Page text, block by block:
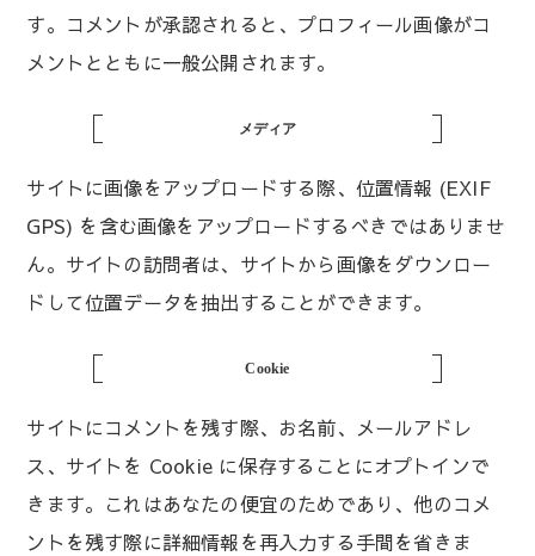
す。コメントが承認されると、プロフィール画像がコ
メントとともに一般公開されます。
メディア
サイトに画像をアップロードする際、位置情報 (EXIF
GPS) を含む画像をアップロードするべきではありませ
ん。サイトの訪問者は、サイトから画像をダウンロー
ドして位置データを抽出することができます。
Cookie
サイトにコメントを残す際、お名前、メールアドレ
ス、サイトを Cookie に保存することにオプトインで
きます。これはあなたの便宜のためであり、他のコメ
ントを残す際に詳細情報を再入力する手間を省きま